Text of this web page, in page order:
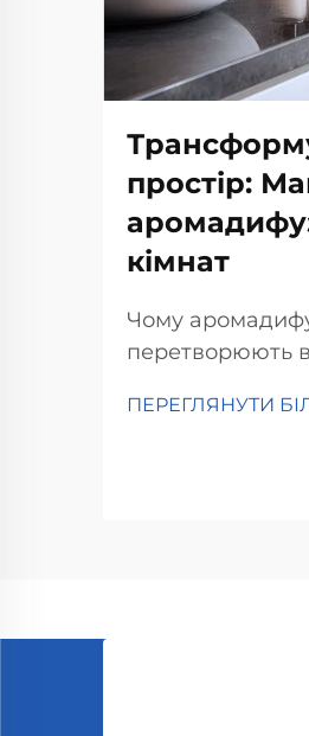
простір:
кімнат
Чому
перетворюють
стрес
ПЕРЕГЛЯНУТИ